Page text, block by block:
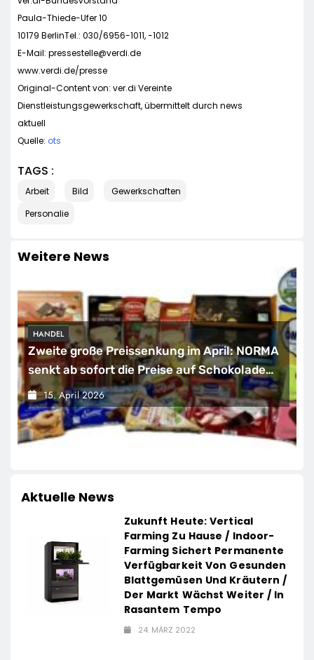
Paula-Thiede-Ufer 10
10179 BerlinTel.: 030/6956-1011, -1012
E-Mail: pressestelle@verdi.de
www.verdi.de/presse
Original-Content von: ver.di Vereinte
Dienstleistungsgewerkschaft, übermittelt durch news
aktuell
Quelle: ots
TAGS :
Arbeit Bild
Gewerkschaften
Personalie
Weitere News
HANDEL
Zweite große Preissenkung im April: NORMA
senkt ab sofort die Preise auf Schokolade
und Käse um bis zu 16 Prozent / Mit
LECKERROM, CREMISEE, EXCELSIOR süßer
und herzhafter Genuss
15. April 2026
Aktuelle News
Zukunft Heute: Vertical
Farming Zu Hause / Indoor-
Farming Sichert Permanente
Verfügbarkeit Von Gesunden
Blattgemüsen Und Kräutern /
Der Markt Wächst Weiter / In
Rasantem Tempo
24. MÄRZ 2022